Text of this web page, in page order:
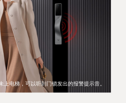
电梯，可以听到门锁发出的报警提示音。